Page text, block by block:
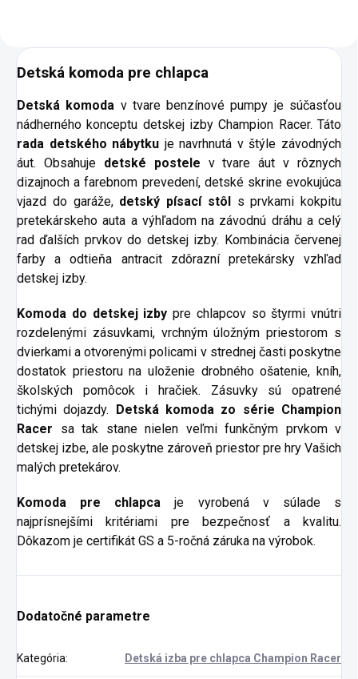
Detská komoda pre chlapca
Detská komoda v tvare benzínové pumpy je súčasťou
nádherného konceptu detskej izby Champion Racer. Táto
rada detského nábytku je navrhnutá v štýle závodných
áut. Obsahuje detské postele v tvare áut v rôznych
dizajnoch a farebnom prevedení, detské skrine evokujúca
vjazd do garáže, detský písací stôls prvkami kokpitu
pretekárskeho auta a výhľadom na závodnú dráhu a celý
rad ďalších prvkov do detskej izby. Kombinácia červenej
farby a odtieňa antracit zdôrazní pretekársky vzhľad
detskej izby.
Komoda do detskej izby pre chlapcov so štyrmi vnútri
rozdelenými zásuvkami, vrchným úložným priestorom s
dvierkami a otvorenými policami v strednej časti poskytne
dostatok priestoru na uloženie drobného ošatenie, kníh,
školských pomôcok i hračiek. Zásuvky sú opatrené
tichými dojazdy. Detská komoda zo série Champion
Racer sa tak stane nielen veľmi funkčným prvkom v
detskej izbe, ale poskytne zároveň priestor pre hry Vašich
malých pretekárov.
Komoda pre chlapca je vyrobená v súlade s
najprísnejšími kritériami pre bezpečnosť a kvalitu.
Dôkazom je certifikát GS a 5-ročná záruka na výrobok.
Dodatočné parametre
Kategória: Detská izba pre chlapca Champion Racer